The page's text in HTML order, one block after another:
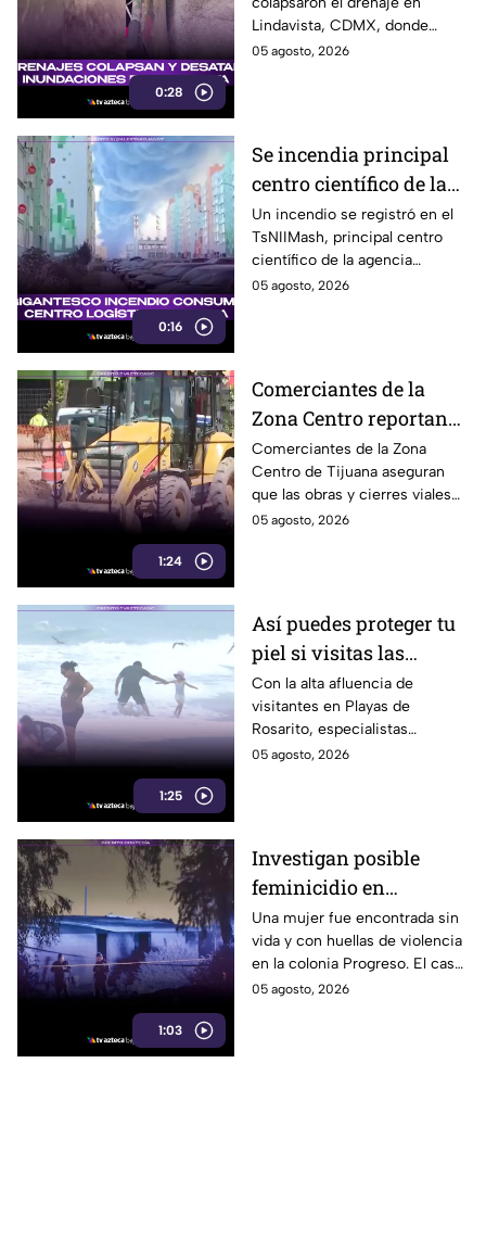
0:28
Lindavista; agua brota
de los escusados
Lindavista, CDMX, donde
vecinos reportaron
05 agosto, 2026
0:16
Se incendia principal
centro científico de la
agencia espacial rusa
Roscosmos
Un incendio se registró en el
TsNIIMash, principal centro
científico de la agencia
espacial rusa Roscosmos. El
05 agosto, 2026
1:24
Comerciantes de la
Zona Centro reportan
caída de hasta 40% por
obras en avenida
Revolución
Comerciantes de la Zona
Centro de Tijuana aseguran
que las obras y cierres viales
en la avenida Revolución han
05 agosto, 2026
1:25
Así puedes proteger tu
piel si visitas las
playas de Rosarito
durante el verano
Con la alta afluencia de
visitantes en Playas de
Rosarito, especialistas
recomiendan reaplicar
05 agosto, 2026
1:03
Investigan posible
feminicidio en
Mexicali; hallan a una
mujer sin vida con
huellas de violencia
Una mujer fue encontrada sin
vida y con huellas de violencia
en la colonia Progreso. El caso
es investigado como un
05 agosto, 2026